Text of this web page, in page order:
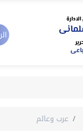
عرب وعالم